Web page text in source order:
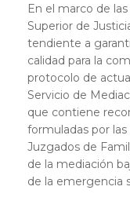
En el marco de
Superior de
tendiente a
calidad para la
protocolo de
Servicio de
que contiene
formuladas por
Juzgados de
de la mediación
de la emergencia